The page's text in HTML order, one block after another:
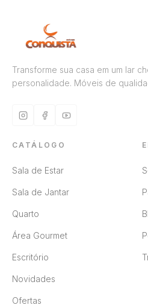
Transforme sua casa em um lar
personalidade. Móveis de
CATÁLOGO
Sala de Estar
Sala de Jantar
Quarto
Área Gourmet
Escritório
Novidades
Ofertas